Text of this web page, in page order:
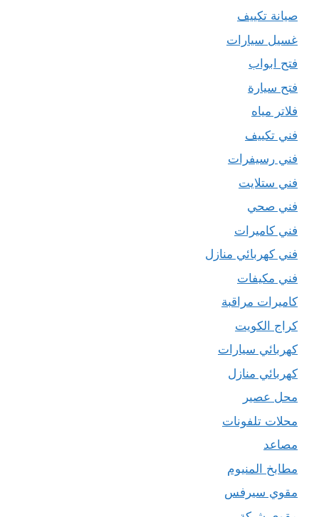
صيانة تكييف
غسيل سيارات
فتح ابواب
فتح سيارة
فلاتر مياه
فني تكييف
فني رسيفرات
فني ستلايت
فني صحي
فني كاميرات
فني كهربائي منازل
فني مكيفات
كاميرات مراقبة
كراج الكويت
كهربائي سيارات
كهربائي منازل
محل عصير
محلات تلفونات
مصاعد
مطابخ المنيوم
مقوي سيرفس